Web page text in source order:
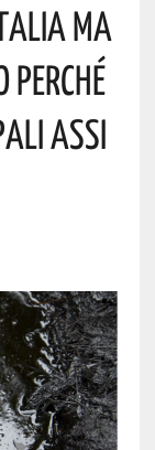
Ma
Perché
Assi